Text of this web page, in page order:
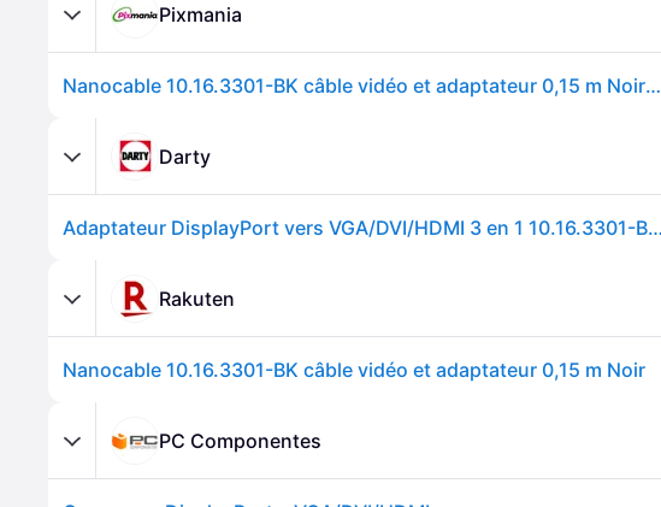
Pixmania
Nanocable 10.16.3301-BK câble vidéo et adaptateur 0,15 m Noir - Neuf
Darty
Adaptateur DisplayPort vers VGA/DVI/HDMI 3 en 1 10.16.3301-BK Noir
Rakuten
Nanocable 10.16.3301-BK câble vidéo et adaptateur 0,15 m Noir
PC Componentes